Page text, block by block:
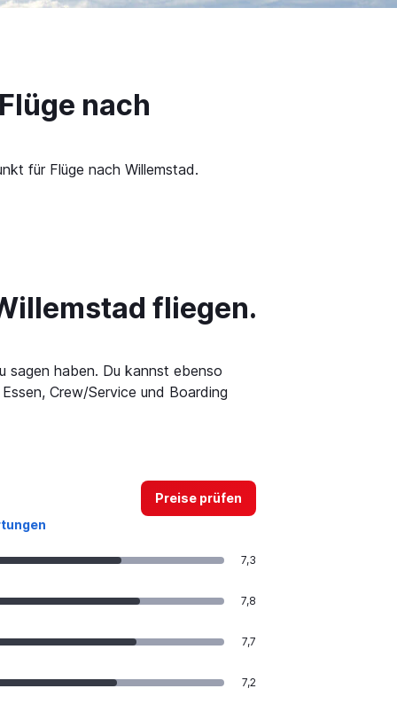
nach
für Flüge nach Willemstad.
fliegen.
sagen haben. Du kannst ebenso
Crew/Service und Boarding
Preise prüfen
7,3
7,8
7,7
7,2